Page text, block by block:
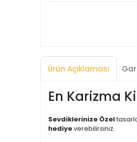
Ürün Açıklaması
En Karizma
Sevdiklerinize Özel
hediyeverebilirsiniz.